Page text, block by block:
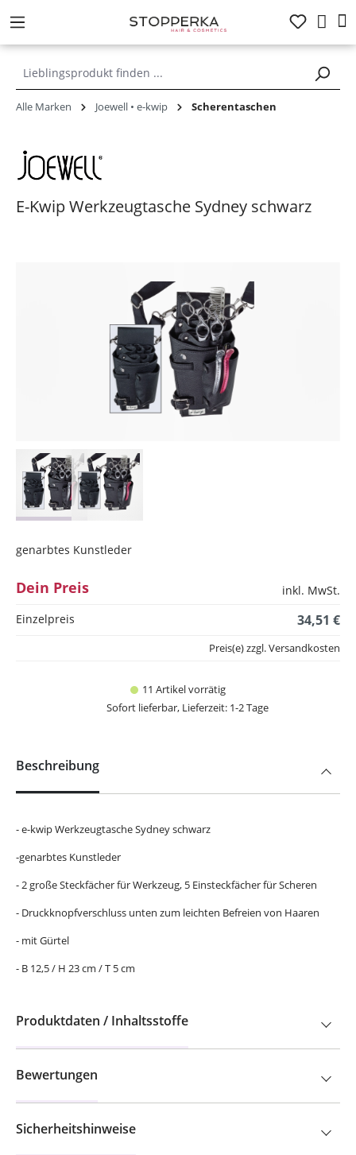
springen
Alle Marken Joewell • e-kwip Scherentaschen
E-Kwip Werkzeugtasche Sydney schwarz
genarbtes Kunstleder
Dein Preis
inkl. MwSt.
Einzelpreis
34,51 €
11 Artikel vorrätig
Sofort lieferbar, Lieferzeit: 1-2 Tage
Preis(e) zzgl. Versandkosten
Beschreibung
- e-kwip Werkzeugtasche Sydney schwarz
-genarbtes Kunstleder
- 2 große Steckfächer für Werkzeug, 5 Einsteckfächer für Scheren
- Druckknopfverschluss unten zum leichten Befreien von Haaren
- mit Gürtel
- B 12,5 / H 23 cm / T 5 cm
Produktdaten / Inhaltsstoffe
Bewertungen
Sicherheitshinweise